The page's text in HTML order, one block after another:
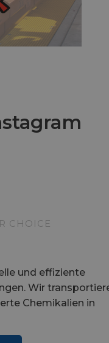
CHOICE
und effiziente
Wir
Chemikalien in